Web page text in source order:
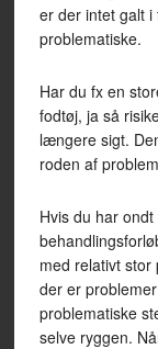
er der intet galt
problematiske.
Har du fx en
fodtøj, ja så
længere sigt.
roden af
Hvis du har
med relativt
der er
problematiske
selve ryggen.